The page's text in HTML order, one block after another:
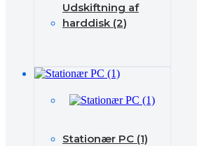
Udskiftning af
harddisk (2)
Stationær PC (1)